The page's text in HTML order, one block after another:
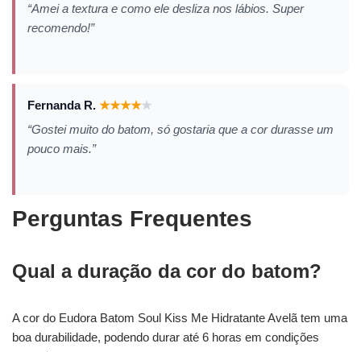
“Amei a textura e como ele desliza nos lábios. Super
recomendo!”
Fernanda R. ★★★★★
“Gostei muito do batom, só gostaria que a cor durasse um
pouco mais.”
Perguntas Frequentes
Qual a duração da cor do batom?
A cor do Eudora Batom Soul Kiss Me Hidratante Avelã tem uma
boa durabilidade, podendo durar até 6 horas em condições